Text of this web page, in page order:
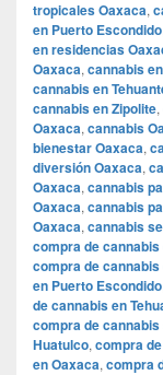
tropicales Oaxaca,
en Puerto Escondido
en residencias
Oaxaca, cannabis
cannabis en
cannabis en Zipolite,
Oaxaca, cannabis
bienestar Oaxaca,
diversión Oaxaca,
Oaxaca, cannabis
Oaxaca, cannabis
Oaxaca, cannabis
compra de
compra de
en Puerto Escondido
de cannabis en
compra de
Huatulco, compra
en Oaxaca, compra